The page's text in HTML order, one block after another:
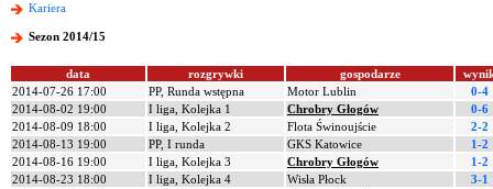
Kariera
Sezon 2014/15
data rozgrywki gospodarze
2014-07-26 17:00
PP, Runda wstępna Motor Lublin
0-4
2014-08-02 19:00
I liga, Kolejka 1 Chrobry Głogów
0-6
2014-08-09 18:00
I liga, Kolejka 2 Flota Świnoujście
2-2
2014-08-13 19:00
PP, I runda GKS Katowice
1-2
2014-08-16 19:00
I liga, Kolejka 3 Chrobry Głogów
1-2
2014-08-23 18:00
I liga, Kolejka 4 Wisła Płock
3-1